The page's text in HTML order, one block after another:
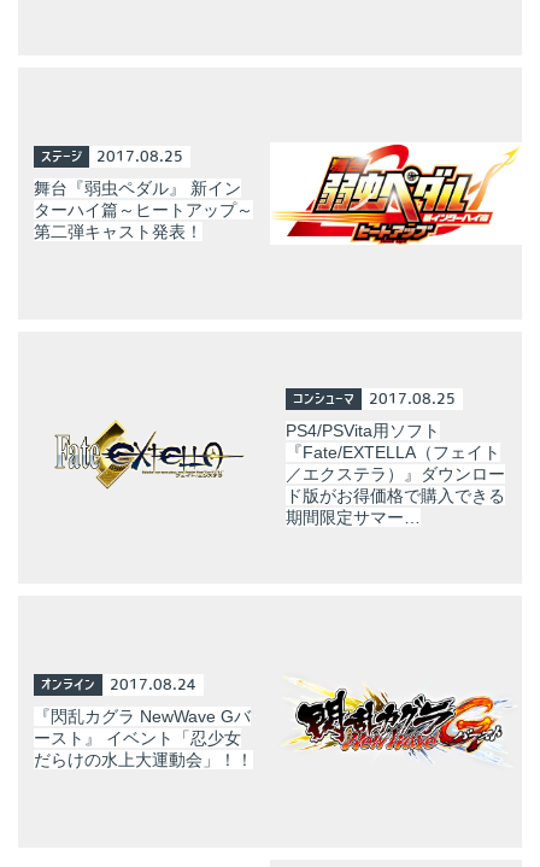
ステージ 2017.08.25
舞台『弱虫ペダル』 新イン
ターハイ篇～ヒートアップ～
第二弾キャスト発表！
コンシューマ 2017.08.25
PS4/PSVita用ソフト
『Fate/EXTELLA（フェイト
／エクステラ）』ダウンロー
ド版がお得価格で購入できる
期間限定サマー…
オンライン 2017.08.24
『閃乱カグラ NewWave Gバ
ースト』 イベント「忍少女
だらけの水上大運動会」！！